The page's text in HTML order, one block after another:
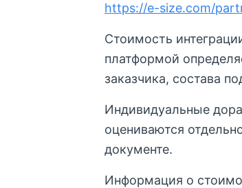
https://e-size.com/
Стоимость
платформой
заказчика, состава
Индивидуальные
оцениваются
документе.
Информация о